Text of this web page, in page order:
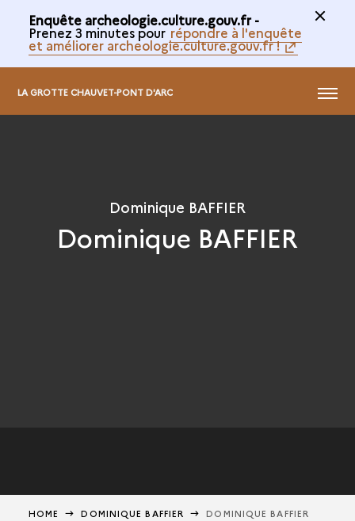
Enquête archeologie.culture.gouv.fr -
Prenez 3 minutes pour répondre à l'enquête
et améliorer archeologie.culture.gouv.fr !
LA GROTTE CHAUVET-PONT D'ARC MENU
Dominique BAFFIER
Dominique BAFFIER
HOME DOMINIQUE BAFFIER DOMINIQUE BAFFIER